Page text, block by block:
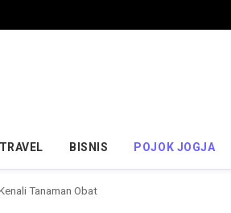
TRAVEL BISNIS POJOK JOGJA
Tanaman Obat